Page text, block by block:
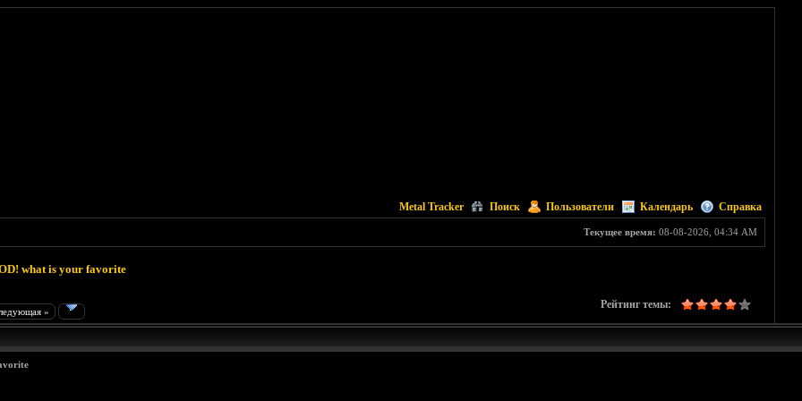
Metal Tracker Поиск Пользователи Календарь Справка
Текущее время: 08-08-2026, 04:34 AM
what is your favorite
»
Рейтинг темы: